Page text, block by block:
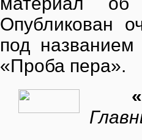
Опубликован
под
«Проба пера».